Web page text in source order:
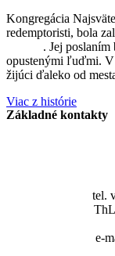
Kongregácia
redemptoristi, bola
. Jej
opustenými ľuďmi. V
žijúci ďaleko od
Viac z histórie
Základné kontakty
tel.
e-